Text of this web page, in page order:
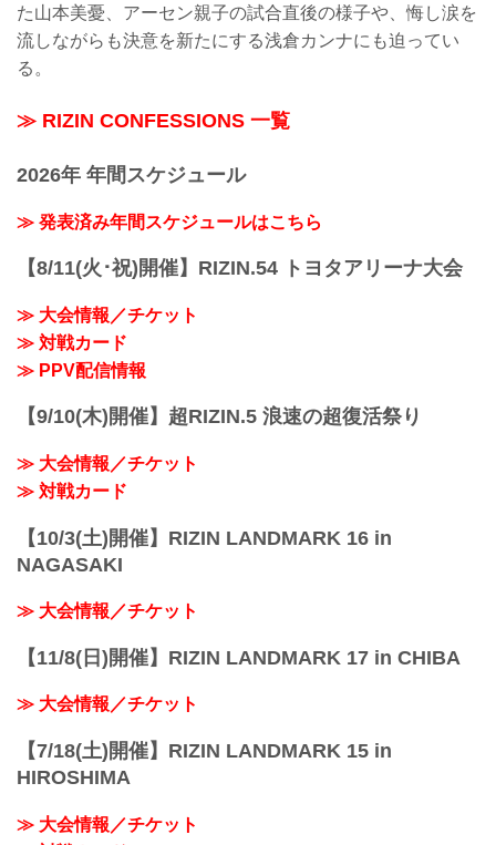
た山本美憂、アーセン親子の試合直後の様子や、悔し涙を
流しながらも決意を新たにする浅倉カンナにも迫ってい
る。
≫ RIZIN CONFESSIONS 一覧
2026年 年間スケジュール
≫ 発表済み年間スケジュールはこちら
【8/11(火･祝)開催】RIZIN.54 トヨタアリーナ大会
≫ 大会情報／チケット
≫ 対戦カード
≫ PPV配信情報
【9/10(木)開催】超RIZIN.5 浪速の超復活祭り
≫ 大会情報／チケット
≫ 対戦カード
【10/3(土)開催】RIZIN LANDMARK 16 in
NAGASAKI
≫ 大会情報／チケット
【11/8(日)開催】RIZIN LANDMARK 17 in CHIBA
≫ 大会情報／チケット
【7/18(土)開催】RIZIN LANDMARK 15 in
HIROSHIMA
≫ 大会情報／チケット